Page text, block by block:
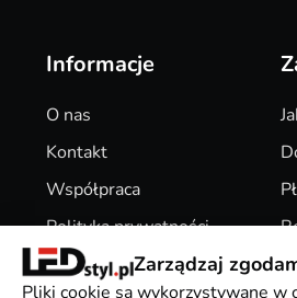
Informacje
O nas
Kontakt
Współpraca
Polityka prywatności
Pliki CookiesZarządzaj
Pliki cookie są wykorzystywane w